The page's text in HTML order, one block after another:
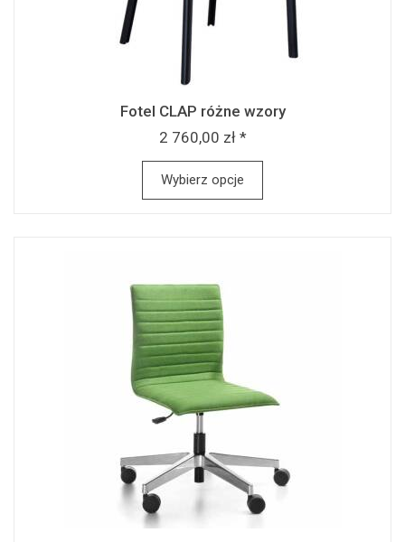
Fotel CLAP różne wzory
2 760,00 zł *
Wybierz opcje